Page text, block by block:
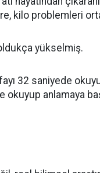
kilo problemleri
yükselmiş.
32 saniyede
anlamaya